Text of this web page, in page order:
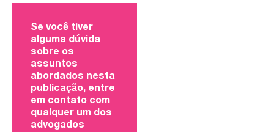
Se você tiver
alguma dúvida
sobre os
assuntos
abordados nesta
publicação, entre
em contato com
qualquer um dos
advogados